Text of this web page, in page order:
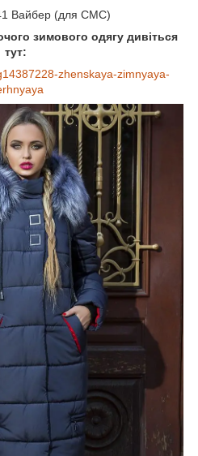
Вайбер (для СМС)
зимового одягу дивіться
тут:
zhenskaya-zimnyaya-